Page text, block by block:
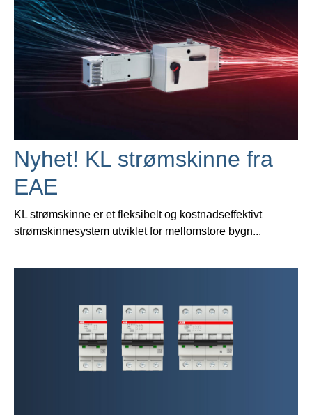
Nyhet! KL strømskinne fra
EAE
KL strømskinne er et fleksibelt og kostnadseffektivt
strømskinnesystem utviklet for mellomstore bygn...